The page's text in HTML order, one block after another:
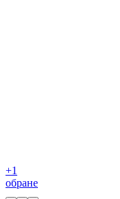
+1
обране